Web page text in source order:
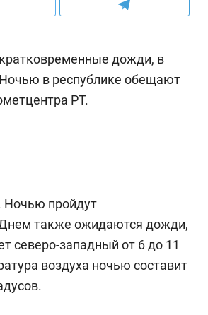
дожди, в
в республике обещают
РТ.
Ночью пройдут
также ожидаются дожди,
северо-западный от 6 до 11
воздуха ночью составит